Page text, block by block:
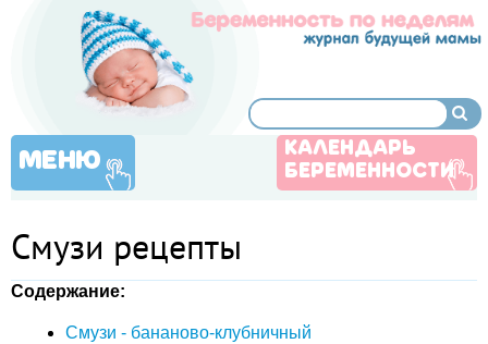
МЕНЮ
КАЛЕНДАРЬ
БЕРЕМЕННОСТИ
Смузи рецепты
Содержание:
Смузи - бананово-клубничный